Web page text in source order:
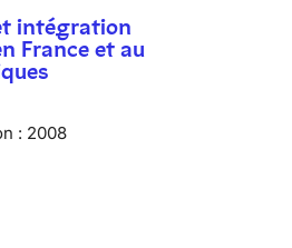
intégration
France et au
: 2008